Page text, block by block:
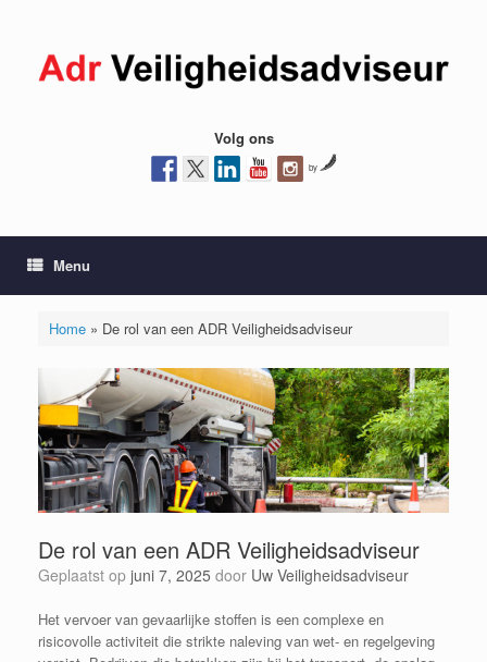
inhoud
Volg ons
by
Menu
Home» De rol van een ADR Veiligheidsadviseur
De rol van een ADR Veiligheidsadviseur
Geplaatst op juni 7, 2025 door Uw Veiligheidsadviseur
Het vervoer van gevaarlijke stoffen is een complexe en
risicovolle activiteit die strikte naleving van wet- en regelgeving